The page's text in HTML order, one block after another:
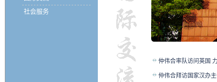
社会服务
仲伟合率队访问英国
仲伟合拜访国家汉办